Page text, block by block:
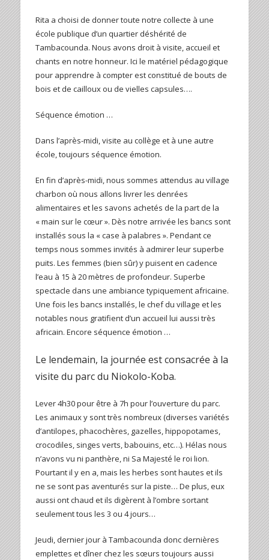
Rita a choisi de donner toute notre collecte à une
école publique d’un quartier déshérité de
Tambacounda. Nous avons droit à visite, accueil et
chants en notre honneur. Ici le matériel pédagogique
pour apprendre à compter est constitué de bouts de
bois et de cailloux ou de vielles capsules….
Séquence émotion …
Dans l’après-midi, visite au collège et à une autre
école, toujours séquence émotion.
En fin d’après-midi, nous sommes attendus au village
charbon où nous allons livrer les denrées
alimentaires et les savons achetés de la part de la
« main sur le cœur ». Dès notre arrivée les bancs sont
installés sous la « case à palabres ». Pendant ce
temps nous sommes invités à admirer leur superbe
puits. Les femmes (bien sûr) y puisent en cadence
l’eau à 15 à 20 mètres de profondeur. Superbe
spectacle dans une ambiance typiquement africaine.
Une fois les bancs installés, le chef du village et les
notables nous gratifient d’un accueil lui aussi très
africain. Encore séquence émotion …
Le lendemain, la journée est consacrée à la
visite du parc du Niokolo-Koba.
Lever 4h30 pour être à 7h pour l’ouverture du parc.
Les animaux y sont très nombreux (diverses variétés
d’antilopes, phacochères, gazelles, hippopotames,
crocodiles, singes verts, babouins, etc…). Hélas nous
n’avons vu ni panthère, ni Sa Majesté le roi lion.
Pourtant il y en a, mais les herbes sont hautes et ils
ne se sont pas aventurés sur la piste… De plus, eux
aussi ont chaud et ils digèrent à l’ombre sortant
seulement tous les 3 ou 4 jours…
Jeudi, dernier jour à Tambacounda donc dernières
emplettes et dîner chez les sœurs toujours aussi